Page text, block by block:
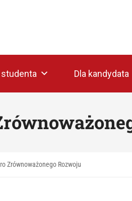
studenta Dla kandydata
Zrównoważonego Rozwoju